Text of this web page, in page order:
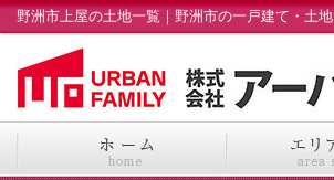
野洲市上屋の土地一覧｜野洲市の一戸建て・土